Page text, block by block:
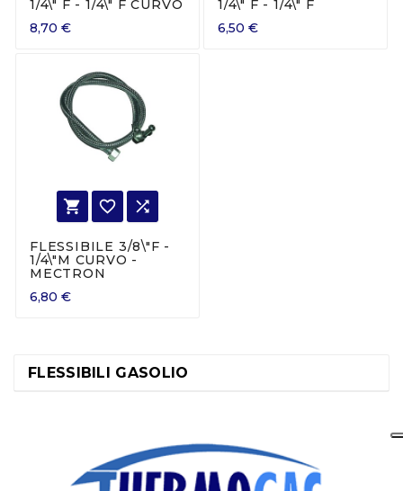
1/4\" F - 1/4\" F CURVO
8,70 €
1/4\" F - 1/4\" F
6,50 €
  
FLESSIBILE 3/8\"F -
1/4\"M CURVO -
MECTRON
6,80 €
FLESSIBILI GASOLIO